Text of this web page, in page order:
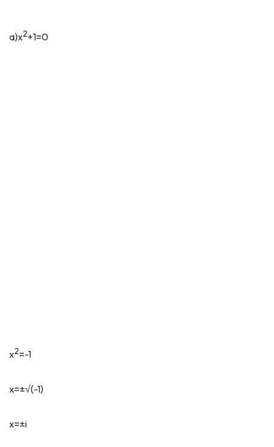
a)x2+1=0
x2=-1
x=±√(-1)
x=±i